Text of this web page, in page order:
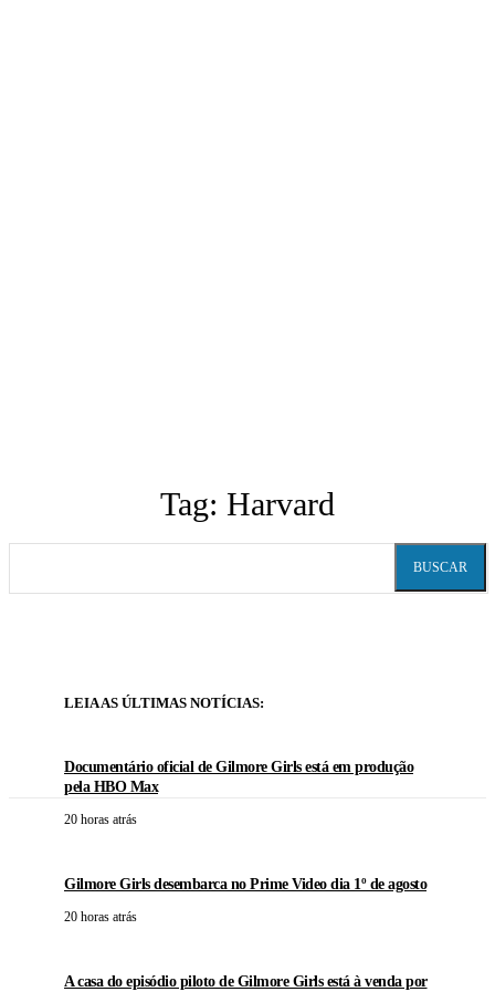
Tag: Harvard
BUSCAR
LEIA AS ÚLTIMAS NOTÍCIAS:
Documentário oficial de Gilmore Girls está em produção
pela HBO Max
20 horas atrás
Gilmore Girls desembarca no Prime Video dia 1º de agosto
20 horas atrás
A casa do episódio piloto de Gilmore Girls está à venda por